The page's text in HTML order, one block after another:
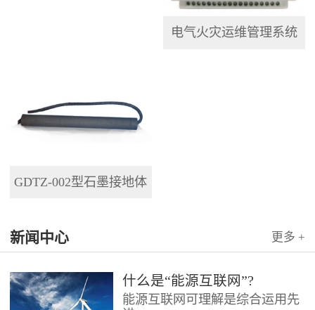
电气火灾运维管理系统
GDTZ-002型石墨接地体
新闻中心 更多 +
什么是“能源互联网”?
能源互联网可理解是综合运用先